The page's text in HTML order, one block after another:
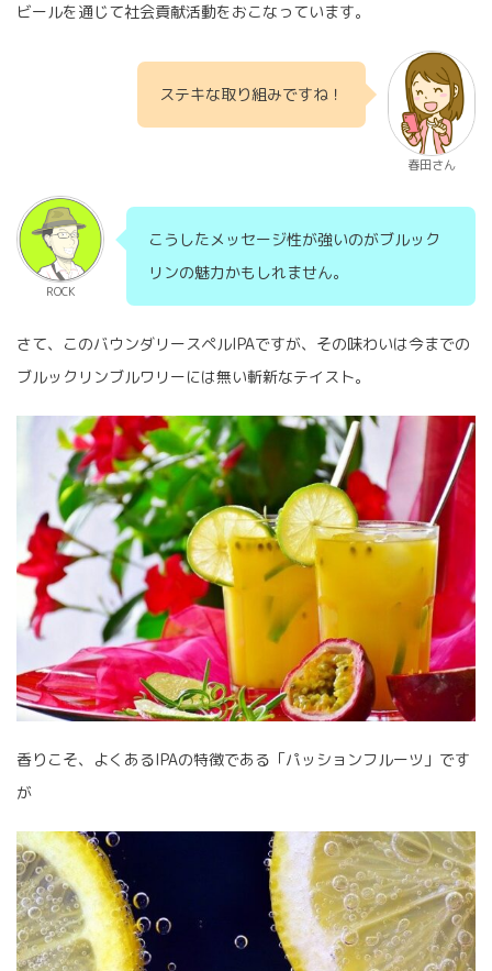
ビールを通じて社会貢献活動をおこなっています。
ステキな取り組みですね！
春田さん
ROCK
こうしたメッセージ性が強いのがブルック
リンの魅力かもしれません。
さて、このバウンダリースペルIPAですが、その味わいは今までの
ブルックリンブルワリーには無い斬新なテイスト。
香りこそ、よくあるIPAの特徴である「パッションフルーツ」です
が